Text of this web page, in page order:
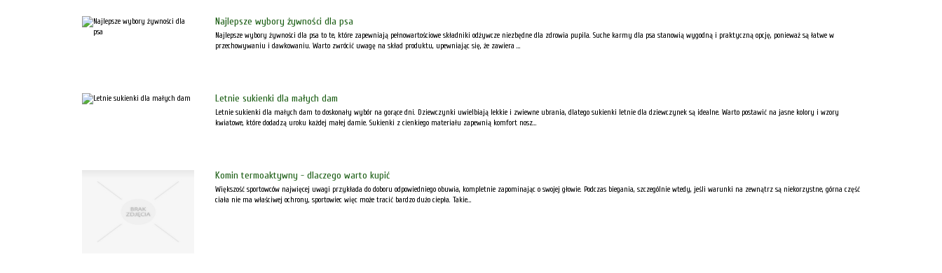
Najlepsze wybory żywności dla psa
Najlepsze wybory żywności dla psa to te, które zapewniają pełnowartościowe składniki odżywcze niezbędne dla zdrowia pupila. Suche karmy dla psa stanowią wygodną i praktyczną opcję, ponieważ są łatwe w
przechowywaniu i dawkowaniu. Warto zwrócić uwagę na skład produktu, upewniając się, że zawiera ...
Letnie sukienki dla małych dam
Letnie sukienki dla małych dam to doskonały wybór na gorące dni. Dziewczynki uwielbiają lekkie i zwiewne ubrania, dlatego sukienki letnie dla dziewczynek są idealne. Warto postawić na jasne kolory i wzory
kwiatowe, które dodadzą uroku każdej małej damie. Sukienki z cienkiego materiału zapewnią komfort nosz...
Komin termoaktywny - dlaczego warto kupić
Większość sportowców najwięcej uwagi przykłada do doboru odpowiedniego obuwia, kompletnie zapominając o swojej głowie. Podczas biegania, szczególnie wtedy, jeśli warunki na zewnątrz są niekorzystne, górna część
ciała nie ma właściwej ochrony, sportowiec więc może tracić bardzo dużo ciepła. Takie...